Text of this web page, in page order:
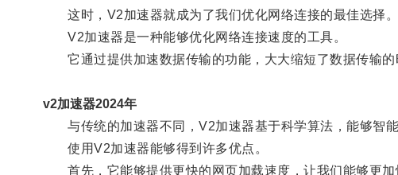
这时，V2加速器就成为了我们优化网络连接的最佳选择。
V2加速器是一种能够优化网络连接速度的工具。
它通过提供加速数据传输的功能，大大缩短了数据传输的
v2加速器2024年
与传统的加速器不同，V2加速器基于科学算法，能够智
使用V2加速器能够得到许多优点。
首先，它能够提供更快的网页加载速度，让我们能够更加